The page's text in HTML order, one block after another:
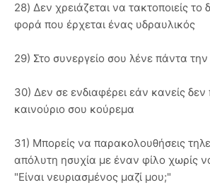
28) Δεν χρειάζεται να τακτοποιείς το
φορά που έρχεται ένας υδραυλικός
29) Στο συνεργείο σου λένε πάντα την
30) Δεν σε ενδιαφέρει εάν κανείς δεν
καινούριο σου κούρεμα
31) Μπορείς να παρακολουθήσεις
απόλυτη ησυχία με έναν φίλο χωρίς
"Είναι νευριασμένος μαζί μου;"